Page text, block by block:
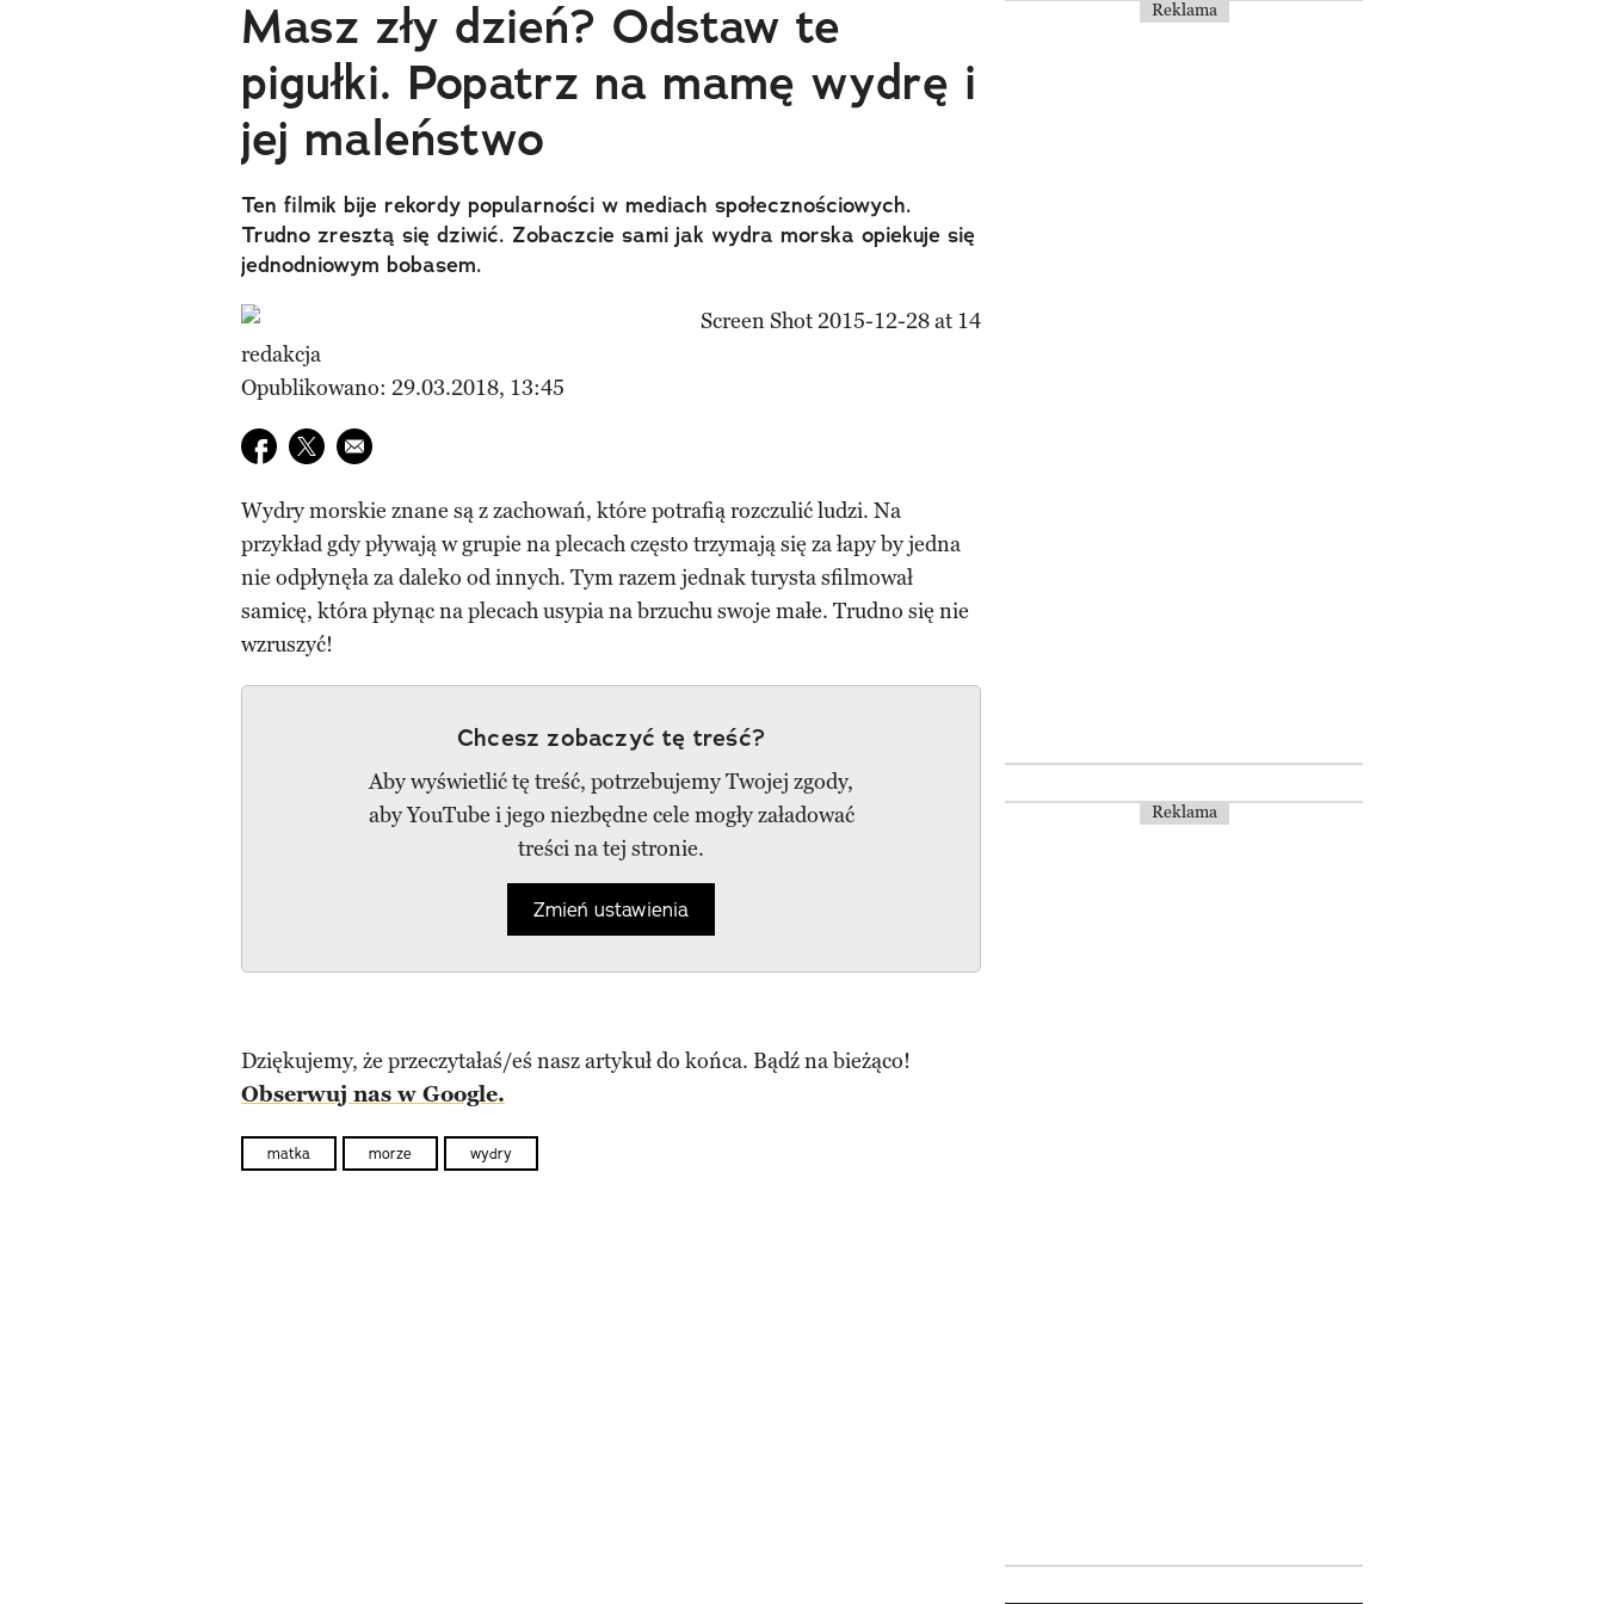
Masz zły dzień? Odstaw te
pigułki. Popatrz na mamę wydrę i
jej maleństwo
Ten filmik bije rekordy popularności w mediach społecznościowych.
Trudno zresztą się dziwić. Zobaczcie sami jak wydra morska opiekuje się
jednodniowym bobasem.
redakcja
Opublikowano: 29.03.2018, 13:45
Udostępnij na facebook
Udostępnij na twitter
E-mail do przyjaciela
Wydry morskie znane są z zachowań, które potrafią rozczulić ludzi. Na
przykład gdy pływają w grupie na plecach często trzymają się za łapy by jedna
nie odpłynęła za daleko od innych. Tym razem jednak turysta sfilmował
samicę, która płynąc na plecach usypia na brzuchu swoje małe. Trudno się nie
wzruszyć!
Chcesz zobaczyć tę treść?
Aby wyświetlić tę treść, potrzebujemy Twojej zgody,
aby YouTube i jego niezbędne cele mogły załadować
treści na tej stronie.
Zmień ustawienia
Dziękujemy, że przeczytałaś/eś nasz artykuł do końca. Bądź na bieżąco!
Obserwuj nas w Google.
matka morze wydry
Reklama
Reklama